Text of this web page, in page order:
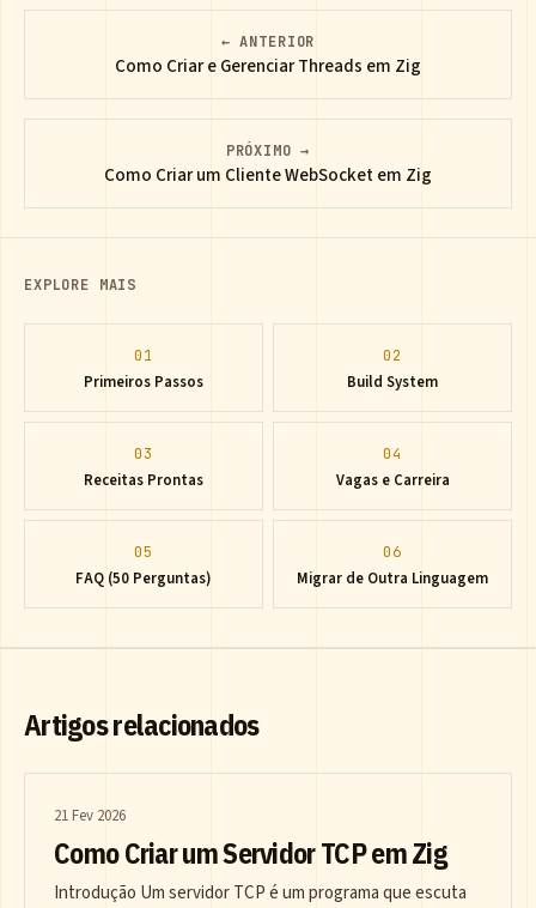
← ANTERIOR
Como Criar e Gerenciar Threads em Zig
PRÓXIMO →
Como Criar um Cliente WebSocket em Zig
EXPLORE MAIS
01
Primeiros Passos
02
Build System
03
Receitas Prontas
04
Vagas e Carreira
05
FAQ (50 Perguntas)
06
Migrar de Outra Linguagem
Artigos relacionados
21 Fev 2026
Como Criar um Servidor TCP em Zig
Introdução Um servidor TCP é um programa que escuta